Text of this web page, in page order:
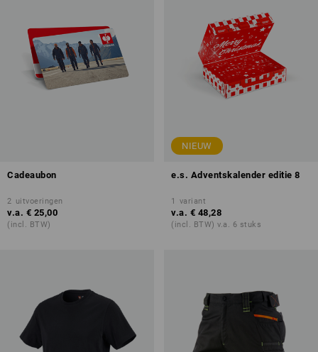
Cadeaubon
2 uitvoeringen
v.a. € 25,00
(incl. BTW)
NIEUW
e.s. Adventskalender editie 8
1 variant
v.a. € 48,28
(incl. BTW) v.a. 6 stuks